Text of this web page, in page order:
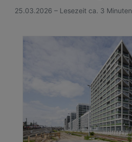
25.03.2026 – Lesezeit ca. 3 Minuten